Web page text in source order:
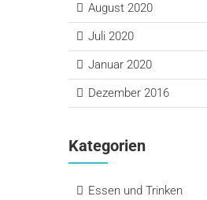
August 2020
Juli 2020
Januar 2020
Dezember 2016
Kategorien
Essen und Trinken